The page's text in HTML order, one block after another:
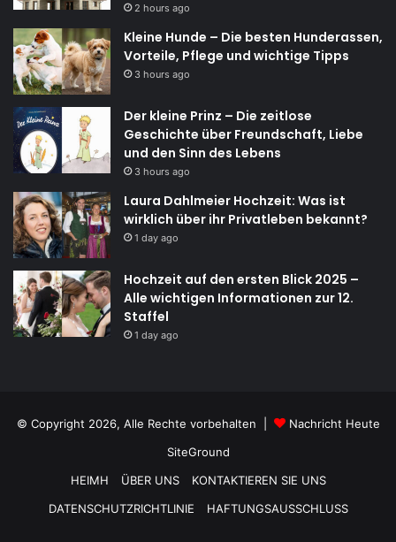
2 hours ago
Kleine Hunde – Die besten Hunderassen,
Vorteile, Pflege und wichtige Tipps
3 hours ago
Der kleine Prinz – Die zeitlose
Geschichte über Freundschaft, Liebe
und den Sinn des Lebens
3 hours ago
Laura Dahlmeier Hochzeit: Was ist
wirklich über ihr Privatleben bekannt?
1 day ago
Hochzeit auf den ersten Blick 2025 –
Alle wichtigen Informationen zur 12.
Staffel
1 day ago
© Copyright 2026, Alle Rechte vorbehalten |
Nachricht Heute
SiteGround
HEIMH
ÜBER UNS
KONTAKTIEREN SIE UNS
DATENSCHUTZRICHTLINIE
HAFTUNGSAUSSCHLUSS